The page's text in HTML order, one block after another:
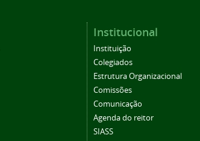
Institucional
Instituição
Colegiados
Estrutura Organizacional
Comissões
Comunicação
Agenda do reitor
SIASS